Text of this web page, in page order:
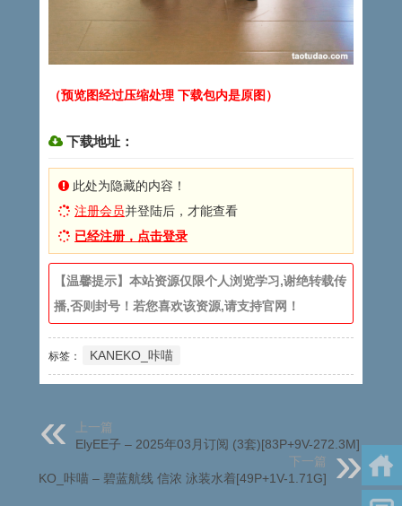
（预览图经过压缩处理 下载包内是原图）
下载地址：
此处为隐藏的内容！
注册会员并登陆后，才能查看
已经注册，点击登录
【温馨提示】本站资源仅限个人浏览学习,谢绝转载传
播,否则封号！若您喜欢该资源,请支持官网！
标签： KANEKO_咔喵
上一篇
ElyEE子 – 2025年03月订阅 (3套)[83P+9V-272.3M]
下一篇
KANEKO_咔喵 – 碧蓝航线 信浓 泳装水着[49P+1V-1.71G]